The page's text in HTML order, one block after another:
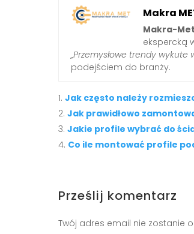
Makra
Makra-Met
ekspercką
„Przemysłowe trendy wykute
podejściem do branży.
Jak często należy
Jak prawidłowo
Jakie profile wybrać do
Co ile montować profile
Prześlij komentarz
Twój adres email nie zostanie